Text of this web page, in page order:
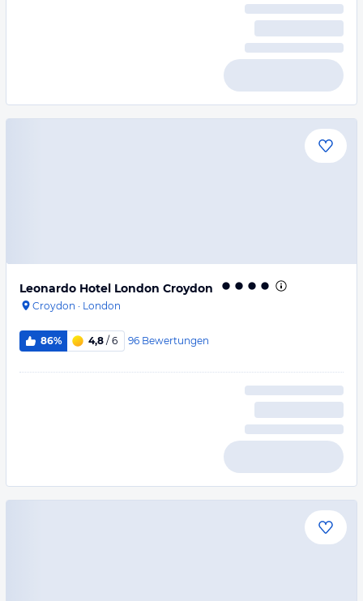
Leonardo Hotel London Croydon
Croydon · London
86% 4,8 / 6 96 Bewertungen